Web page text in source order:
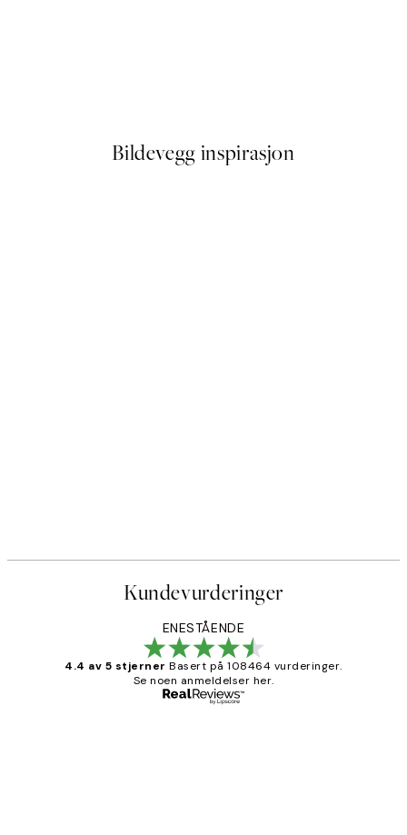
Bildevegg inspirasjon
Kundevurderinger
ENESTÅENDE
4.4 av 5 stjerner Basert på 108464 vurderinger.
Se noen anmeldelser her.